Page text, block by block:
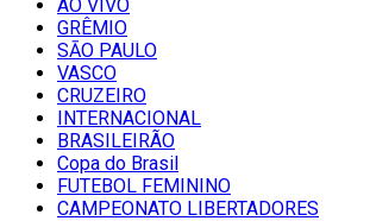
AO VIVO
GRÊMIO
SĀO PAULO
VASCO
CRUZEIRO
INTERNACIONAL
BRASILEIRÃO
Copa do Brasil
FUTEBOL FEMININO
CAMPEONATO LIBERTADORES